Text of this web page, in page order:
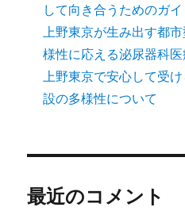
して向き合うためのガイ
上野東京が生み出す都
様性に応える泌尿器科
上野東京で安心して受
設の多様性について
最近のコメント